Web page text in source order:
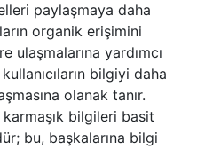
paylaşmaya daha
organik erişimini
ulaşmalarına yardımcı
bilgiyi daha
olanak tanır.
bilgileri basit
bu, başkalarına bilgi